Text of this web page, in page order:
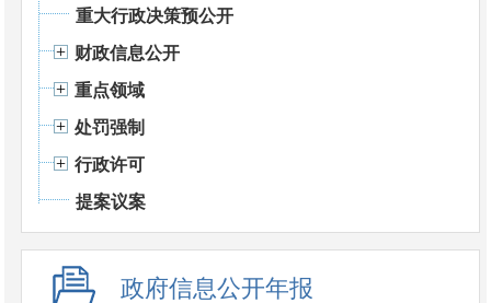
重大行政决策预公开
财政信息公开
重点领域
处罚强制
行政许可
提案议案
政府信息公开年报